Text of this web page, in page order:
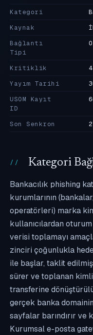
Kategori
Kaynak
Bağlantı
Tipi
Kritiklik
Yayım Tarihi
USOM Kayıt
ID
Son Senkron
Kategori
Bankacılık phishing
kurumlarının
operatörleri) marka
kullanıcılardan
verisi toplamayı
zinciri çoğunlukla
ile başlar, taklit
sürer ve toplanan
transferine
gerçek banka
sayfalar barındırır ve
Kurumsal e-posta